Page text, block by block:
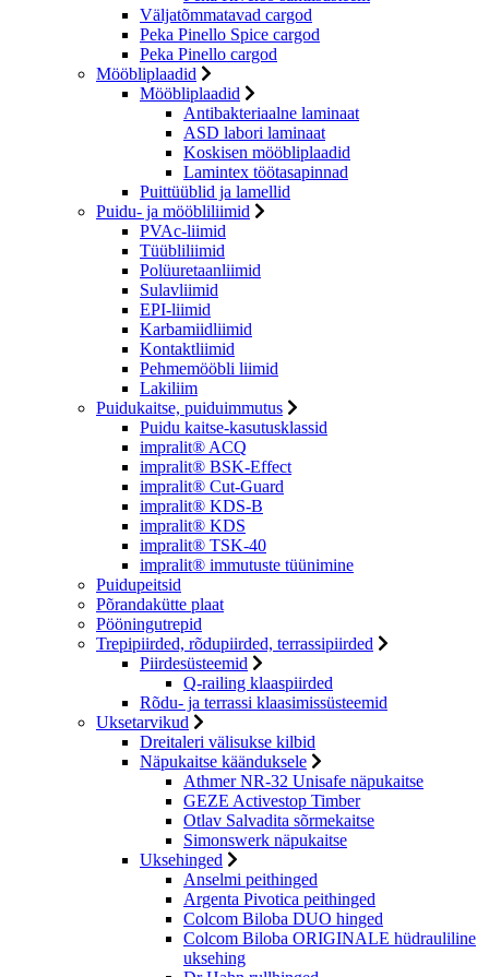
Väljatõmmatavad cargod
Peka Pinello Spice cargod
Peka Pinello cargod
Mööbliplaadid
Mööbliplaadid
Antibakteriaalne laminaat
ASD labori laminaat
Koskisen mööbliplaadid
Lamintex töötasapinnad
Puittüüblid ja lamellid
Puidu- ja mööbliliimid
PVAc-liimid
Tüübliliimid
Polüuretaanliimid
Sulavliimid
EPI-liimid
Karbamiidliimid
Kontaktliimid
Pehmemööbli liimid
Lakiliim
Puidukaitse, puiduimmutus
Puidu kaitse-kasutusklassid
impralit® ACQ
impralit® BSK-Effect
impralit® Cut-Guard
impralit® KDS-B
impralit® KDS
impralit® TSK-40
impralit® immutuste tüünimine
Puidupeitsid
Põrandakütte plaat
Pööningutrepid
Trepipiirded, rõdupiirded, terrassipiirded
Piirdesüsteemid
Q-railing klaaspiirded
Rõdu- ja terrassi klaasimissüsteemid
Uksetarvikud
Dreitaleri välisukse kilbid
Näpukaitse käänduksele
Athmer NR-32 Unisafe näpukaitse
GEZE Activestop Timber
Otlav Salvadita sõrmekaitse
Simonswerk näpukaitse
Uksehinged
Anselmi peithinged
Argenta Pivotica peithinged
Colcom Biloba DUO hinged
Colcom Biloba ORIGINALE hüdrauliline
uksehing